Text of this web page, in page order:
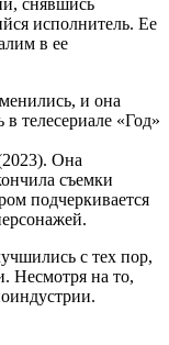
снявшись
исполнитель. Ее
в ее
и она
телесериале «Год»
Она
съемки
подчеркивается
с тех пор,
Несмотря на то,